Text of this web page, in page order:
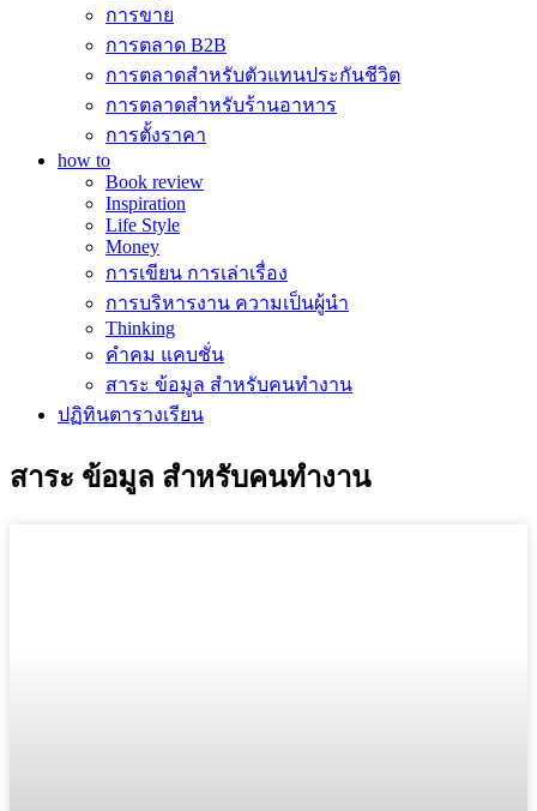
การขาย
การตลาด B2B
การตลาดสำหรับตัวแทนประกันชีวิต
การตลาดสำหรับร้านอาหาร
การตั้งราคา
how to
Book review
Inspiration
Life Style
Money
การเขียน การเล่าเรื่อง
การบริหารงาน ความเป็นผู้นำ
Thinking
คำคม แคบชั่น
สาระ ข้อมูล สำหรับคนทำงาน
ปฏิทินตารางเรียน
สาระ ข้อมูล สำหรับคนทำงาน